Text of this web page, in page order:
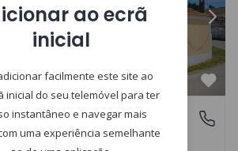
ao ecrã
inicial
facilmente este site ao
inicial do seu telemóvel para ter
instantâneo e navegar mais
uma experiência semelhante